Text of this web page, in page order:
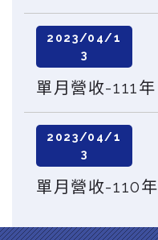
單月營收-111年
2023/04/1
3
單月營收-110年
2023/04/1
3